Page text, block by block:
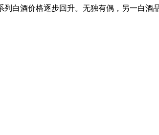
白酒价格逐步回升。无独有偶，另一白酒